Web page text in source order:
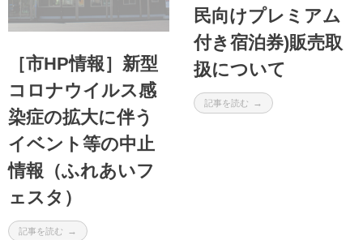
［市HP情報］新型
コロナウイルス感
染症の拡大に伴う
イベント等の中止
情報（ふれあいフ
ェスタ）
記事を読む
民向けプレミアム
付き宿泊券)販売取
扱について
記事を読む